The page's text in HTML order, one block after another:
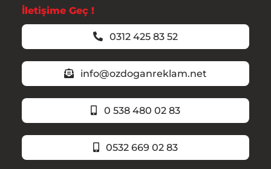
İletişime Geç !
0312 425 83 52
info@ozdoganreklam.net
0 538 480 02 83
0532 669 02 83